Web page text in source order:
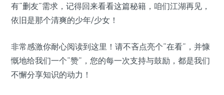
有“删友”需求，记得回来看看这篇秘籍，咱们江湖再见，
依旧是那个清爽的少年/少女！
非常感激你耐心阅读到这里！请不吝点亮个“在看”，并慷
慨地给我们一个“赞”，您的每一次支持与鼓励，都是我们
不懈分享知识的动力！